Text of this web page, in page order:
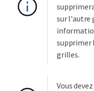
sur l'autre
supprimer
grilles.
Vous